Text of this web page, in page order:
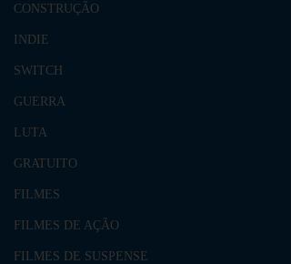
CONSTRUÇÃO
INDIE
SWITCH
GUERRA
LUTA
GRATUITO
FILMES
FILMES DE AÇÃO
FILMES DE SUSPENSE